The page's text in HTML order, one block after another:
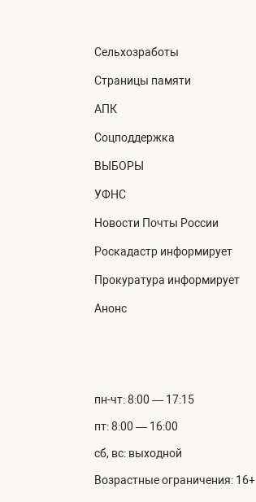
Сельхозработы
Страницы памяти
АПК
Соцподдержка
ВЫБОРЫ
УФНС
Новости Почты России
Роскадастр информирует
Прокуратура информирует
Анонс
пн-чт: 8:00 — 17:15
пт: 8:00 — 16:00
сб, вс: выходной
Возрастные ограничения: 16+